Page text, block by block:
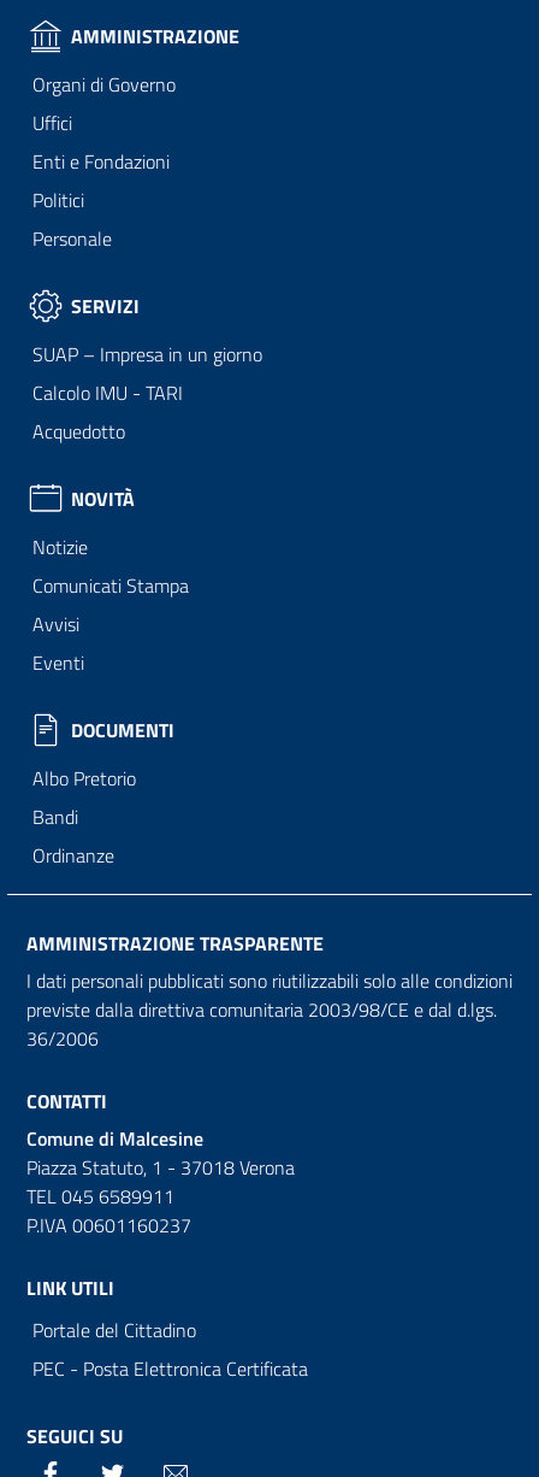
AMMINISTRAZIONE
Organi di Governo
Uffici
Enti e Fondazioni
Politici
Personale
SERVIZI
SUAP – Impresa in un giorno
Calcolo IMU - TARI
Acquedotto
NOVITÀ
Notizie
Comunicati Stampa
Avvisi
Eventi
DOCUMENTI
Albo Pretorio
Bandi
Ordinanze
AMMINISTRAZIONE TRASPARENTE
I dati personali pubblicati sono riutilizzabili solo alle condizioni
previste dalla direttiva comunitaria 2003/98/CE e dal d.lgs.
36/2006
CONTATTI
Comune di Malcesine
Piazza Statuto, 1 - 37018 Verona
TEL 045 6589911
P.IVA 00601160237
LINK UTILI
Portale del Cittadino
PEC - Posta Elettronica Certificata
SEGUICI SU